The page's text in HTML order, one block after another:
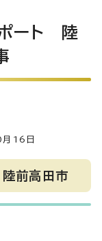
ート 陸
16日
前高田市